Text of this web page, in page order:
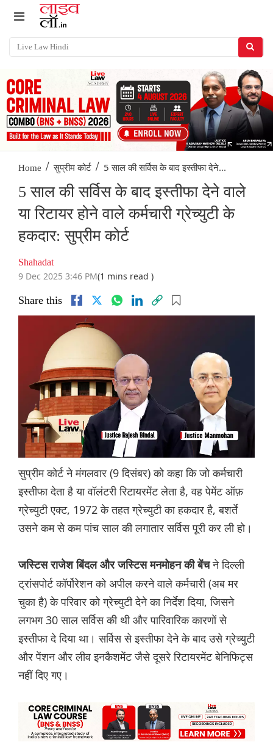
Home / सुप्रीम कोर्ट / 5 साल की सर्विस के बाद इस्तीफा देने...
5 साल की सर्विस के बाद इस्तीफा देने वाले
या रिटायर होने वाले कर्मचारी ग्रेच्युटी के
हकदार: सुप्रीम कोर्ट
Shahadat
9 Dec 2025 3:46 PM(1 mins read )
Share this
सुप्रीम कोर्ट ने मंगलवार (9 दिसंबर) को कहा कि जो कर्मचारी
इस्तीफा देता है या वॉलंटरी रिटायरमेंट लेता है, वह पेमेंट ऑफ़
ग्रेच्युटी एक्ट, 1972 के तहत ग्रेच्युटी का हकदार है, बशर्ते
उसने कम से कम पांच साल की लगातार सर्विस पूरी कर ली हो।
जस्टिस राजेश बिंदल और जस्टिस मनमोहन की बेंचने दिल्ली
ट्रांसपोर्ट कॉर्पोरेशन को अपील करने वाले कर्मचारी (अब मर
चुका है) के परिवार को ग्रेच्युटी देने का निर्देश दिया, जिसने
लगभग 30 साल सर्विस की थी और पारिवारिक कारणों से
इस्तीफा दे दिया था। सर्विस से इस्तीफा देने के बाद उसे ग्रेच्युटी
और पेंशन और लीव इनकैशमेंट जैसे दूसरे रिटायरमेंट बेनिफिट्स
नहीं दिए गए।